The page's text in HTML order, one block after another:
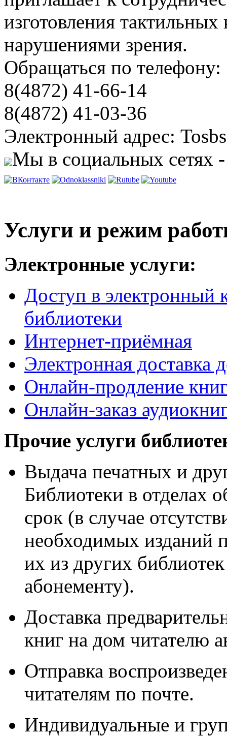
изготовления
нарушениями зрения.
Обращаться по телефону:
8(4872) 41-66-14
8(4872) 41-03-36
Электронный адрес:
Мы в социальных сетях
Услуги и режим
Электронные услуги:
Доступ в электронный
библиотеки
Интернет-приёмная
Электронная доставка
Онлайн-продление
Онлайн-заказ
Прочие услуги
Выдача печатных и
Библиотеки в отделах
срок (в случае
необходимых изданий
их из других
абонементу).
Доставка
книг на дом читателю
Отправка
читателям по почте.
Индивидуальные и